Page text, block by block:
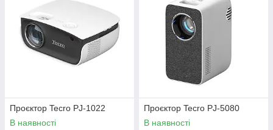
Проєктор Tecro PJ-1022
В наявності
Проєктор Tecro PJ-5080
В наявності